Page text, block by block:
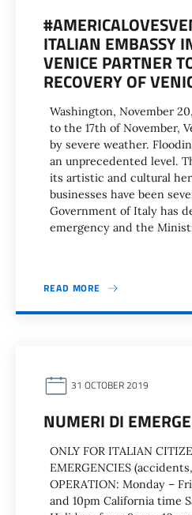
ITALIAN EMBASSY
VENICE PARTNER
RECOVERY OF
Washington, November
to the 17th of November,
by severe weather.
an unprecedented level.
its artistic and cultural
businesses have been
Government of Italy has
emergency and the
READ MORE
31 OCTOBER 2019
NUMERI DI
ONLY FOR ITALIAN
EMERGENCIES
OPERATION: Monday –
and 10pm California time